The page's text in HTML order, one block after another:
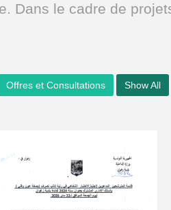
Dans le cadre de
Show All
Offres et Consultations